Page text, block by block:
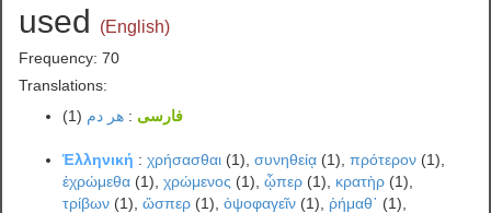
used (English)
Frequency: 70
Translations:
فارسی : هر دم (1)
Ἑλληνική :χρήσασθαι (1),συνηθείᾳ (1),πρότερον (1),
ἐχρώμεθα (1),χρώμενος (1),ᾧπερ (1), κρατὴρ (1),
τρίβων (1),ὥσπερ (1),ὀψοφαγεῖν (1), ῥήμαθ᾽ (1),